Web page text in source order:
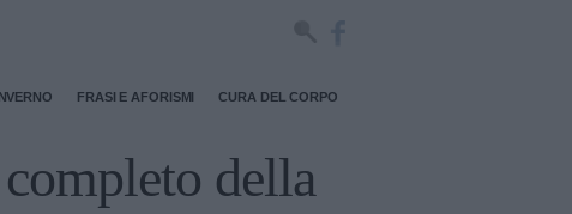
FRASI E AFORISMI CURA DEL CORPO
della